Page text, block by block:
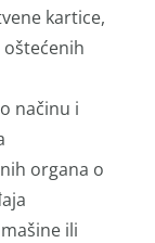
kartice,
oštećenih
načinu i
organa o
ili